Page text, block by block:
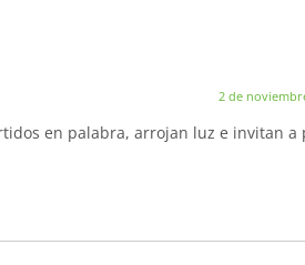
2 de
en palabra, arrojan luz e invitan a